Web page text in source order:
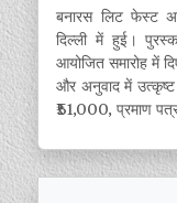
बनारस लिट फेस्ट
दिल्ली में हुई।
आयोजित समारोह में
और अनुवाद में उत्कृष्ट
₹51,000, प्रमाण